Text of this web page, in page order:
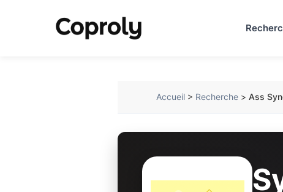
Accueil > Recherche > Ass